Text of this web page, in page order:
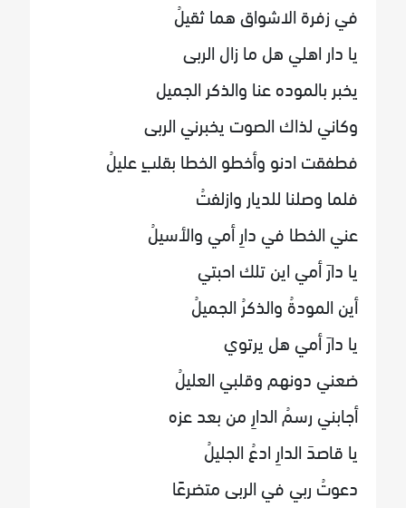
في زفرة الاشواق هما ثقيلُ
يا دار اهلي هل ما زال الربى
يخبر بالموده عنا والذكر الجميل
وكاني لذاك الصوت يخبرني الربى
فطفقت ادنو وأخطو الخطا بقلبٍ عليلُ
فلما وصلنا للديار وازلفتُ
عني الخطا في دارِ أمي والأسيلُ
يا دارَ أمي اين تلك احبتي
أين المودةُ والذكرُ الجميلُ
يا دارَ أمي هل يرتوي
ضعني دونهم وقلبي العليلُ
أجابني رسمُ الدارِ من بعد عزه
يا قاصدَ الدارِ ادعُ الجليلُ
دعوتُ ربي في الربى متضرعًا